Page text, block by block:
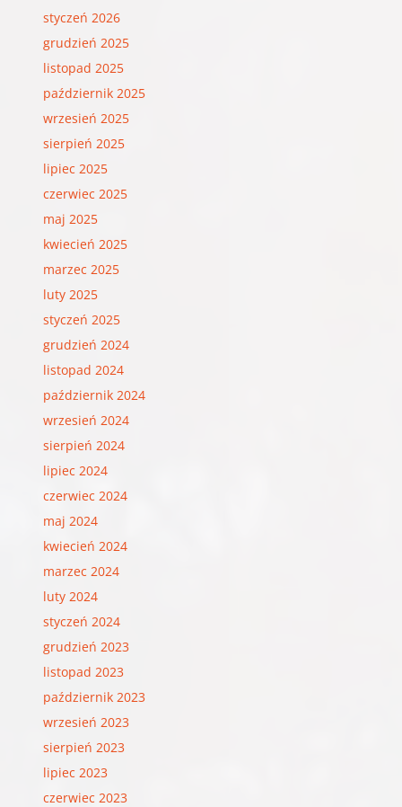
styczeń 2026
grudzień 2025
listopad 2025
październik 2025
wrzesień 2025
sierpień 2025
lipiec 2025
czerwiec 2025
maj 2025
kwiecień 2025
marzec 2025
luty 2025
styczeń 2025
grudzień 2024
listopad 2024
październik 2024
wrzesień 2024
sierpień 2024
lipiec 2024
czerwiec 2024
maj 2024
kwiecień 2024
marzec 2024
luty 2024
styczeń 2024
grudzień 2023
listopad 2023
październik 2023
wrzesień 2023
sierpień 2023
lipiec 2023
czerwiec 2023